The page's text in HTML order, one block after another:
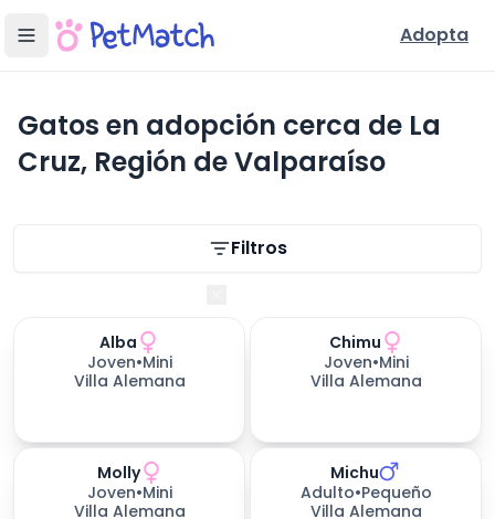
Adopta
Gatos en adopción cerca de La
Cruz, Región de Valparaíso
Filtros
Alba
Joven•Mini
Villa Alemana
Chimu
Joven•Mini
Villa Alemana
Molly
Joven•Mini
Villa Alemana
días esperando
Michu
Adulto•Pequeño
Villa Alemana